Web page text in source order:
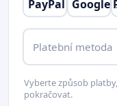
PayPal Google
Platební metoda
Vyberte způsob
pokračovat.